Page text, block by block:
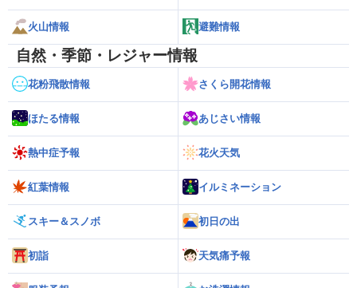
火山情報 避難情報
自然・季節・レジャー情報
花粉飛散情報 さくら開花情報
ほたる情報 あじさい情報
熱中症予報 花火天気
紅葉情報 イルミネーション
スキー＆スノボ 初日の出
初詣 天気痛予報